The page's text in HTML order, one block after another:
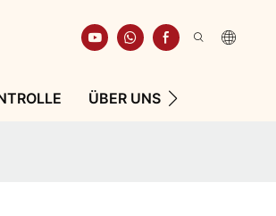
ÜBER UNS